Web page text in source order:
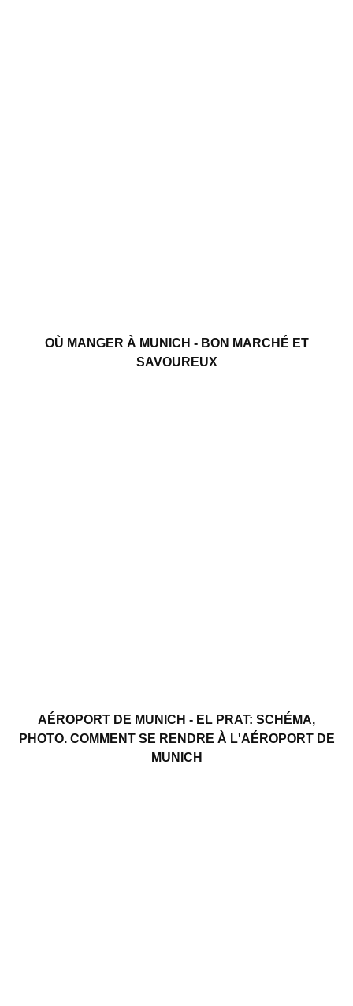
OÙ MANGER À MUNICH - BON MARCHÉ ET
SAVOUREUX
AÉROPORT DE MUNICH - EL PRAT: SCHÉMA,
PHOTO. COMMENT SE RENDRE À L'AÉROPORT DE
MUNICH